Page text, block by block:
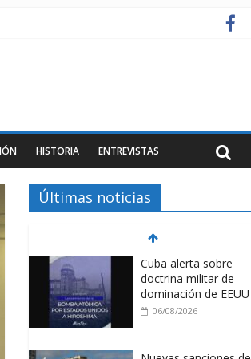
HISTORIA ENTREVISTAS
Últimas noticias
Cuba alerta sobre
doctrina militar de
dominación de EEUU
06/08/2026